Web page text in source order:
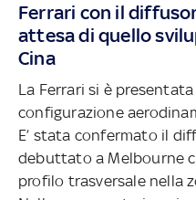
Ferrari con il
attesa di quello
Cina
La Ferrari si è
configurazione
E’ stata confermato il
debuttato a Melbourne
profilo trasversale nella